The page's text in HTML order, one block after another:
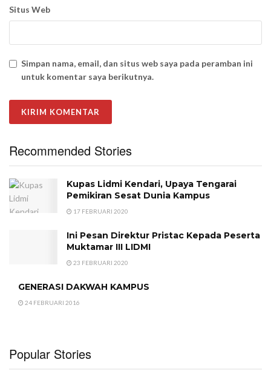
Situs Web
Simpan nama, email, dan situs web saya pada peramban ini
untuk komentar saya berikutnya.
Recommended Stories
Kupas Lidmi Kendari, Upaya Tengarai
Pemikiran Sesat Dunia Kampus
17 FEBRUARI 2020
Ini Pesan Direktur Pristac Kepada Peserta
Muktamar III LIDMI
23 FEBRUARI 2020
GENERASI DAKWAH KAMPUS
24 FEBRUARI 2016
Popular Stories